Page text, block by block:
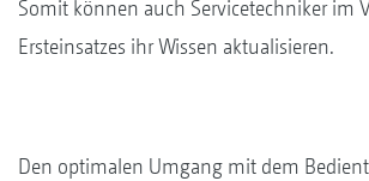
Somit können auch Servicetechniker im
Ersteinsatzes ihr Wissen aktualisieren.
Den optimalen Umgang mit dem